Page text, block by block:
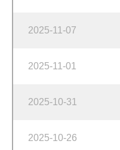
2025-11-07
2025-11-01
2025-10-31
2025-10-26